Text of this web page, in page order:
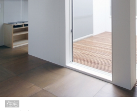
住宅